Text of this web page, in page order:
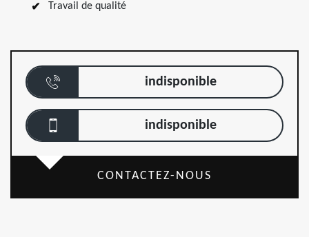
Travail de qualité
indisponible
indisponible
CONTACTEZ-NOUS